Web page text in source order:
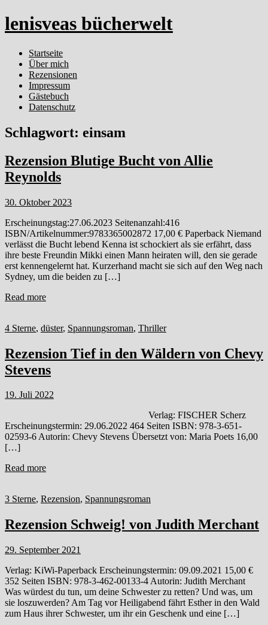
lenisveas bücherwelt
Startseite
Über mich
Rezensionen
Impressum
Gästebuch
Datenschutz
Schlagwort: einsam
Rezension Blutige Bucht von Allie
Reynolds
30. Oktober 2023
Erscheinungstag:27.06.2023 Seitenanzahl:416
ISBN/Artikelnummer:9783365002872 17,00 € Paperback Niemand
verlässt die Bucht lebend Kenna ist schockiert als sie erfährt, dass
ihre beste Freundin Mikki einen Mann heiraten will, den sie gerade
erst kennengelernt hat. Kurzerhand macht sie sich auf den Weg nach
Sydney, um die beiden zu […]
Read more
4 Sterne, düster, Spannungsroman, Thriller
Rezension Tief in den Wäldern von Chevy
Stevens
19. Juli 2022
Verlag: FISCHER Scherz
Erscheinungstermin: 29.06.2022 464 Seiten ISBN: 978-3-651-
02593-6 Autorin: Chevy Stevens Übersetzt von: Maria Poets 16,00
[…]
Read more
3 Sterne, Rezension, Spannungsroman
Rezension Schweig! von Judith Merchant
29. September 2021
Verlag: KiWi-Paperback Erscheinungstermin: 09.09.2021 15,00 €
352 Seiten ISBN: 978-3-462-00133-4 Autorin: Judith Merchant
Was würdest du tun, um deine Schwester zu retten? Und was, um
sie loszuwerden? Am Tag vor Heiligabend fährt Esther in den Wald
zum Haus ihrer Schwester, um ihr ein Geschenk und eine […]